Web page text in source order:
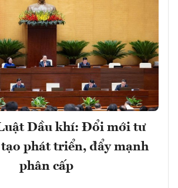
Dầu khí: Đổi mới tư
phát triển, đẩy mạnh
phân cấp